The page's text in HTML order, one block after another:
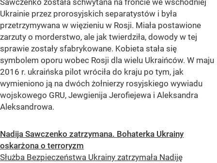
Ukrainie przez prorosyjskich separatystów i była
przetrzymywana w więzieniu w Rosji. Miała postawione
zarzuty o morderstwo, ale jak twierdziła, dowody w tej
sprawie zostały sfabrykowane. Kobieta stała się
symbolem oporu wobec Rosji dla wielu Ukraińców. W maju
2016 r. ukraińska pilot wróciła do kraju po tym, jak
wymieniono ją na dwóch żołnierzy rosyjskiego wywiadu
wojskowego GRU, Jewgienija Jerofiejewa i Aleksandra
Aleksandrowa.
Nadija Sawczenko zatrzymana. Bohaterka Ukrainy
oskarżona o terroryzm
Służba Bezpieczeństwa Ukrainy zatrzymała Nadiję